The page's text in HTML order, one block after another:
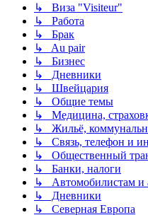
↳ Виза "Visiteur"
↳ Работа
↳ Брак
↳ Au pair
↳ Бизнес
↳ Дневники
↳ Швейцария
↳ Общие темы
↳ Медицина,
↳ Жильё,
↳ Связь, телефон и
↳ Общественный
↳ Банки, налоги
↳ Автомобилистам и
↳ Дневники
↳ Северная Европа